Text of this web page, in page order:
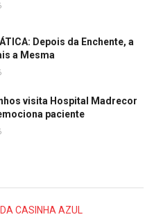
Depois da Enchente, a
a Mesma
visita Hospital Madrecor
paciente
CASINHA AZUL